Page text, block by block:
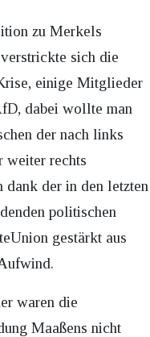
zu Merkels
sich die
einige Mitglieder
dabei wollte man
der nach links
weiter rechts
der in den letzten
politischen
gestärkt aus
waren die
Maaßens nicht